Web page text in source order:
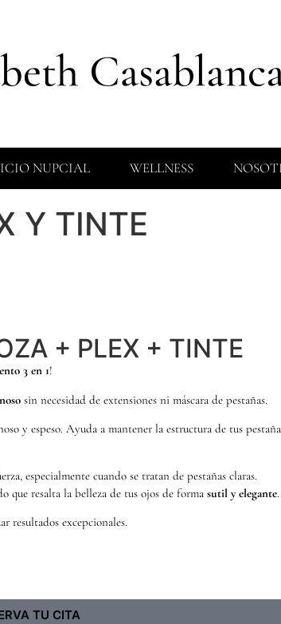
NUPCIAL WELLNESS
Y TINTE
+ PLEX + TINTE
3 en 1!
sin necesidad de extensiones ni máscara de pestañas.
y espeso. Ayuda a mantener la estructura de tus
especialmente cuando se tratan de pestañas claras.
que resalta la belleza de tus ojos de forma sutil y elegante
resultados excepcionales.
TU CITA